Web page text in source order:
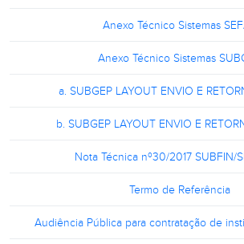
Anexo Técnico Sistemas
Anexo Técnico Sistemas
a. SUBGEP LAYOUT ENVIO E
b. SUBGEP LAYOUT ENVIO E
Nota Técnica nº30/2017 SUBFIN/
Termo de Referência
Audiência Pública para contratação de